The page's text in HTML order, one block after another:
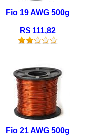
Fio 19 AWG 500g
R$ 111,82
Fio 21 AWG 500g